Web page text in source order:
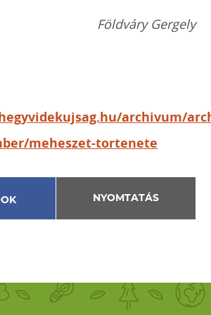
Földváry Gergely
archivum/
meheszet-tortenete
NYOMTATÁS